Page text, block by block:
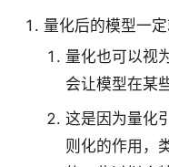
量化后的模型一
量化也可以视
会让模型在某
这是因为量化
则化的作用，